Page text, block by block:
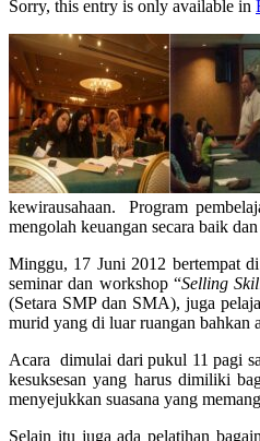
Sorry, this entry is only available in
kewirausahaan. Program
mengolah keuangan secara baik
Minggu, 17 Juni 2012 bertempat
seminar dan workshop “Selling
(Setara SMP dan SMA), juga
murid yang di luar ruangan bahkan
Acara dimulai dari pukul 11 pagi
kesuksesan yang harus dimiliki
menyejukkan suasana yang
Selain itu juga ada pelatihan